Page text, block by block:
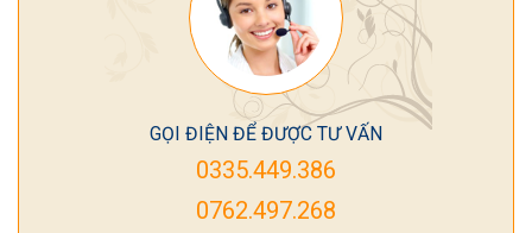
GỌI ĐIỆN ĐỂ ĐƯỢC TƯ VẤN
0335.449.386
0762.497.268